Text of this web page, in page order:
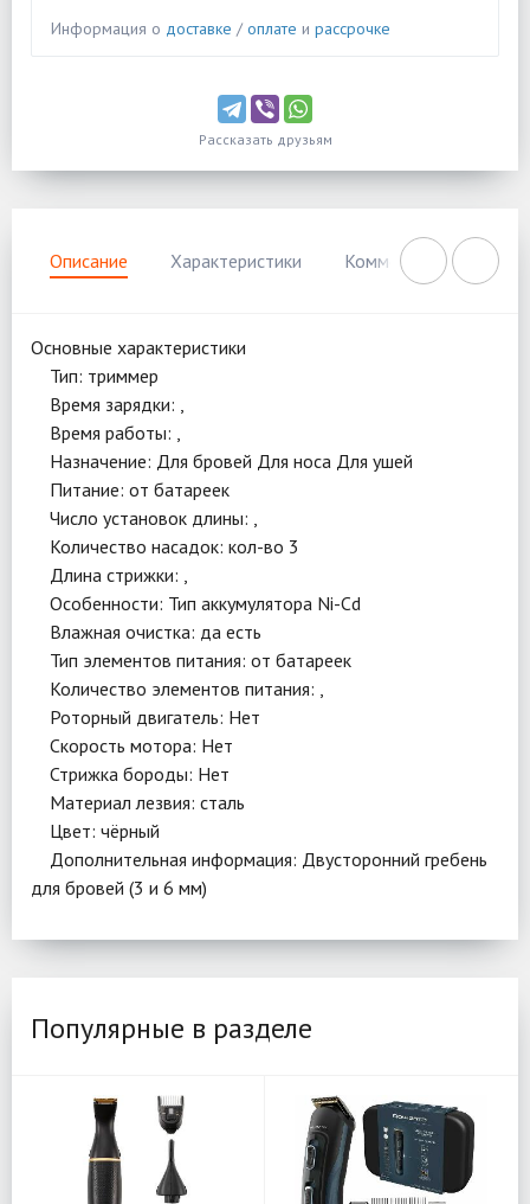
Информация о доставке /оплате и рассрочке
Рассказать друзьям
Описание Характеристики Комментарии
Основные характеристики
Тип: триммер
Время зарядки: ,
Время работы: ,
Назначение: Для бровей Для носа Для ушей
Питание: от батареек
Число установок длины: ,
Количество насадок: кол-во 3
Длина стрижки: ,
Особенности: Тип аккумулятора Ni-Cd
Влажная очистка: да есть
Тип элементов питания: от батареек
Количество элементов питания: ,
Роторный двигатель: Нет
Скорость мотора: Нет
Стрижка бороды: Нет
Материал лезвия: сталь
Цвет: чёрный
Дополнительная информация: Двусторонний гребень
для бровей (3 и 6 мм)
Популярные в разделе